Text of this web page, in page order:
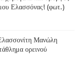
Ελασσόνας! (φωτ.)
Μανώλη
ορεινού